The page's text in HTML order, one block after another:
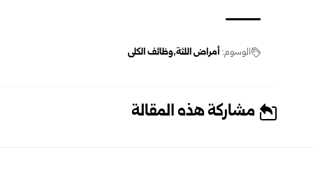
الوسوم: أمراض اللثة وظائف الكلى
مشاركة هذه المقالة